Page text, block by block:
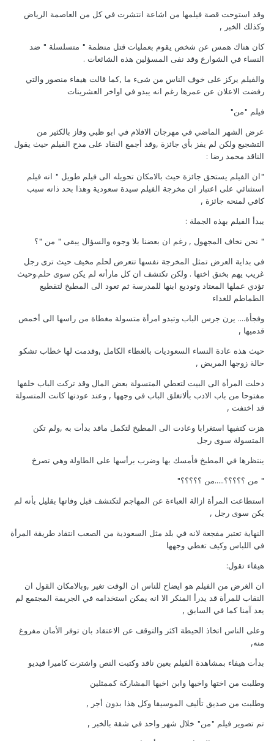
وقد استوحت قصة فيلمها من اشاعة انتشرت في كل من العاصمة الرياض
وكذلك الخبر ,
كان هناك همس عن شخص يقوم بعمليات قتل منظمة " متسلسلة " ضد
النساء في الشوارع وقد نفى المسؤلين هذه الشائعات .
والفيلم يركز على خوف الناس من شىء ما ,كما قالت هيفاء منصور والتي
رفضت الاعلان عن عمرها رغم انه يبدو في اواخر العشرينات
فيلم "من"
عرض الشهر الماضي في مهرجان الافلام في ابو ظبي وفاز بالكثير من
التشجيع ولكن لم يفز بأي جائزة ,وقد أجمع النقاد على مدح الفيلم حيث يقول
الناقد محمد رضا :
"ان الفيلم يستحق جائزة حيث بالامكان تحويله الى فيلم طويل " انه فيلم
استثنائي على اعتبار ان مخرجة الفيلم سيدة سعودية وهذا بحد ذاته سبب
كافي لمنحه جائزة ,
يبدأ الفيلم بهذه الجملة :
" نحن نخاف المجهول , رغم ان بعضنا بلا وجوه والسؤال يبقى " من "؟
في بداية العرض تمثل المخرجة نفسها تتعرض لحلم مخيف حيث ترى رجل
غريب يهم بخنق اختها . ولكن تكتشف ان كل مارأته لم يكن سوى حلم.وحيث
تؤدي عملها المعتاد وتوديع ابنها للمدرسة ثم تعود الى المطبخ لتقطيع
الطماطم للغداء
وفجأة.... يرن جرس الباب وتبدو امرأة متسولة مغطاة من راسها الى أخمص
قدميها ,
حيث هذه عادة النساء السعوديات بالغطاء الكامل ,وقدمت لها خطاب تشكو
حالة زوجها المريض ,
دخلت المرأة الى البيت لتعطي المتسولة بعض المال وقد تركت الباب خلفها
مفتوحا من باب الادب بألاتغلق الباب في وجهها , وعند عودتها كانت المتسولة
قد اختفت ,
هزت كتفيها استغرابا وعادت الى المطبخ لتكمل ماقد بدأت به ,ولم تكن
المتسولة سوى رجل
ينتظرها في المطبخ فأمسك بها وضرب برأسها على الطاولة وهي تصرخ
" من ؟؟؟؟؟.....من ؟؟؟؟؟"
استطاعت المرأة ازالة العباءة عن المهاجم لتكتشف قبل وفاتها بقليل بأنه لم
يكن سوى رجل ,
النهاية تعتبر مفجعة لانه في بلد مثل السعودية من الصعب انتقاد طريقة المرأة
في اللباس وكيف تغطي وجهها
هيفاء تقول:
ان الغرض من الفيلم هو ايضاح للناس ان الوقت تغير ,وبالامكان القول ان
النقاب للمرأة قد يدرأ المنكر الا انه يمكن استخدامه في الجريمة المجتمع لم
يعد آمنا كما في السابق ,
وعلى الناس اتخاذ الحيطة اكثر والتوقف عن الاعتقاد بان توفر الأمان مفروغ
منه,
بدأت هيفاء بمشاهدة الفيلم بعين ناقد وكتبت النص واشترت كاميرا فيديو
وطلبت من اختها واخيها وابن اخيها المشاركة كممثلين
وطلبت من صديق تأليف الموسيقا وكل هذا بدون أجر ,
تم تصوير فيلم "من" خلال شهر واحد في شقة بالخبر ,